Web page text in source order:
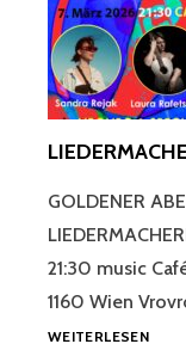
GOLDENER
21:30 music
1160 Wien
WEITERLESENALM